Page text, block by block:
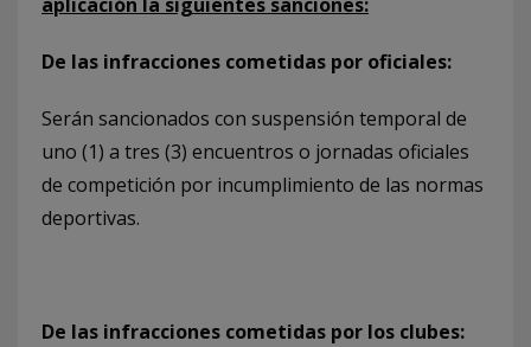
De las infracciones cometidas por oficiales:
Serán sancionados con suspensión temporal de
uno (1) a tres (3) encuentros o jornadas oficiales
de competición por incumplimiento de las normas
deportivas.
De las infracciones cometidas por los clubes: